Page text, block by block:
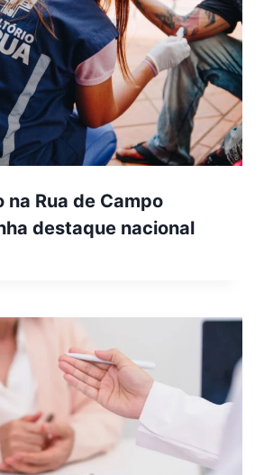
na Rua de Campo
destaque nacional